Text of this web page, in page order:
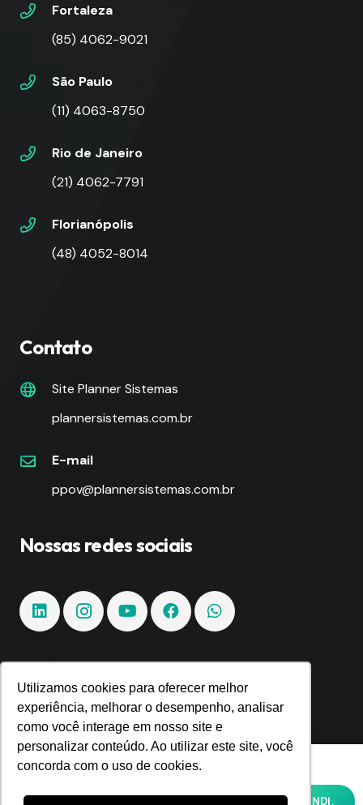
Utilizamos cookies para oferecer melhor
experiência, melhorar o desempenho, analisar
como você interage em nosso site e
personalizar conteúdo. Ao utilizar este site, você
concorda com o uso de cookies.
Fortaleza
(85) 4062-9021
São Paulo
(11) 4063-8750
Rio de Janeiro
(21) 4062-7791
Florianópolis
(48) 4052-8014
Contato
Site Planner Sistemas
plannersistemas.com.br
E-mail
ppov@plannersistemas.com.br
Nossas redes sociais
Fique por dentro!
Inscreva-se e fique por dentro de todas as
tendências e inovações.
Utilizamos cookies para oferecer melhor
analisar como você interage em nosso site
OK, ENTENDI.